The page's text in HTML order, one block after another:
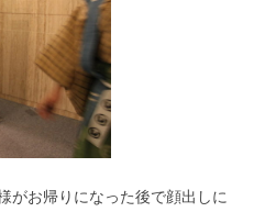
がお帰りになった後で顔出しに